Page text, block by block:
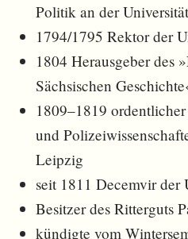
Politik an der
1794/1795 Rektor der
1804 Herausgeber des
Sächsischen
1809–1819
und
Leipzig
seit 1811 Decemvir der
Besitzer des Ritterguts
kündigte vom